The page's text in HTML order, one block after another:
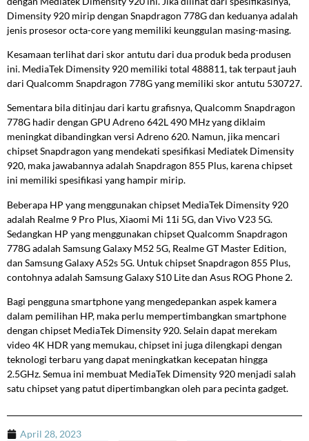
Dimensity 920 mirip dengan Snapdragon 778G dan keduanya adalah
jenis prosesor octa-core yang memiliki keunggulan masing-masing.
Kesamaan terlihat dari skor antutu dari dua produk beda produsen
ini. MediaTek Dimensity 920 memiliki total 488811, tak terpaut jauh
dari Qualcomm Snapdragon 778G yang memiliki skor antutu 530727.
Sementara bila ditinjau dari kartu grafisnya, Qualcomm Snapdragon
778G hadir dengan GPU Adreno 642L 490 MHz yang diklaim
meningkat dibandingkan versi Adreno 620. Namun, jika mencari
chipset Snapdragon yang mendekati spesifikasi Mediatek Dimensity
920, maka jawabannya adalah Snapdragon 855 Plus, karena chipset
ini memiliki spesifikasi yang hampir mirip.
Beberapa HP yang menggunakan chipset MediaTek Dimensity 920
adalah Realme 9 Pro Plus, Xiaomi Mi 11i 5G, dan Vivo V23 5G.
Sedangkan HP yang menggunakan chipset Qualcomm Snapdragon
778G adalah Samsung Galaxy M52 5G, Realme GT Master Edition,
dan Samsung Galaxy A52s 5G. Untuk chipset Snapdragon 855 Plus,
contohnya adalah Samsung Galaxy S10 Lite dan Asus ROG Phone 2.
Bagi pengguna smartphone yang mengedepankan aspek kamera
dalam pemilihan HP, maka perlu mempertimbangkan smartphone
dengan chipset MediaTek Dimensity 920. Selain dapat merekam
video 4K HDR yang memukau, chipset ini juga dilengkapi dengan
teknologi terbaru yang dapat meningkatkan kecepatan hingga
2.5GHz. Semua ini membuat MediaTek Dimensity 920 menjadi salah
satu chipset yang patut dipertimbangkan oleh para pecinta gadget.
April 28, 2023